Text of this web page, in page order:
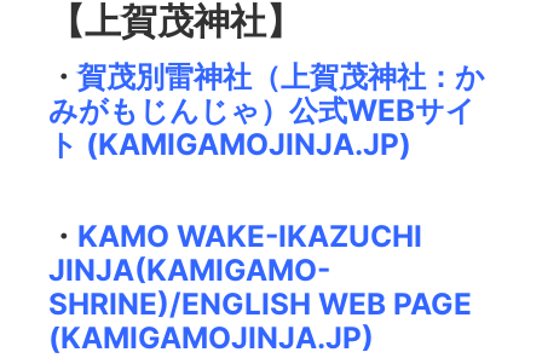
【上賀茂神社】
・賀茂別雷神社（上賀茂神社：か
みがもじんじゃ）公式WEBサイ
ト (KAMIGAMOJINJA.JP)
・ KAMO WAKE-IKAZUCHI
JINJA(KAMIGAMO-
SHRINE)/ENGLISH WEB PAGE
(KAMIGAMOJINJA.JP)